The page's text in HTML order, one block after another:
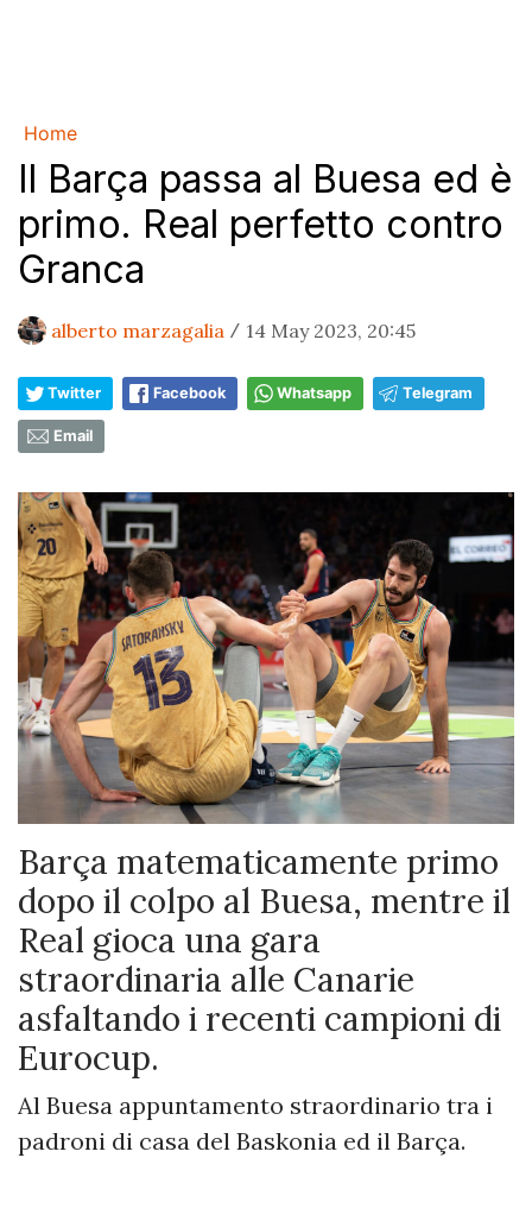
Home
Il Barça passa al Buesa ed è
primo. Real perfetto contro
Granca
alberto marzagalia / 14 May 2023, 20:45
Twitter Facebook Whatsapp Telegram
Email
Barça matematicamente primo
dopo il colpo al Buesa, mentre il
Real gioca una gara
straordinaria alle Canarie
asfaltando i recenti campioni di
Eurocup.
Al Buesa appuntamento straordinario tra i
padroni di casa del Baskonia ed il Barça.